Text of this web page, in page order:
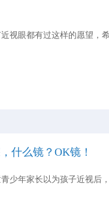
视眼都有过这样的愿望，
什么镜？OK镜！
少年家长以为孩子近视后